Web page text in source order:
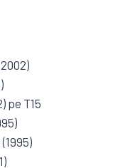
pe T15